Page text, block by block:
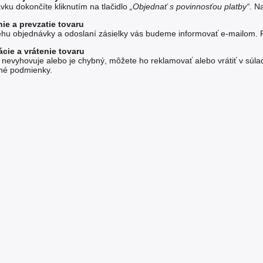
dokončíte kliknutím na tlačidlo „Objednať s povinnosťou platby“ .
a prevzatie tovaru
objednávky a odoslaní zásielky vás budeme informovať e-
a vrátenie tovaru
alebo je chybný, môžete ho reklamovať alebo vrátiť v
podmienky.